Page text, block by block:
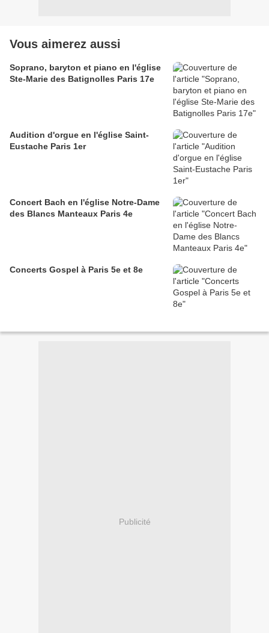
Vous aimerez aussi
Soprano, baryton et piano en l'église
Ste-Marie des Batignolles Paris 17e
Audition d'orgue en l'église Saint-
Eustache Paris 1er
Concert Bach en l'église Notre-Dame
des Blancs Manteaux Paris 4e
Concerts Gospel à Paris 5e et 8e
Publicité